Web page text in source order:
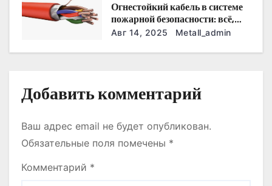
с
Огнестойкий кабель в системе
пожарной безопасности: всё,
что нужно знать
Авг 14, 2025 Metall_admin
Добавить комментарий
Ваш адрес email не будет опубликован.
Обязательные поля помечены *
Комментарий *